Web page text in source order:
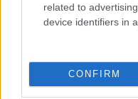
related to
device identifiers in
CONFIRM